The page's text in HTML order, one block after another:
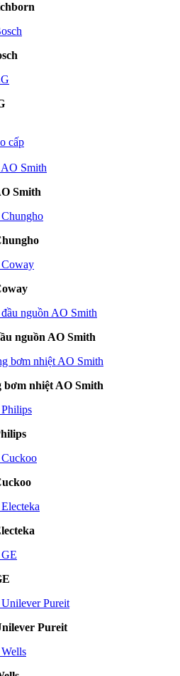
cấp
Smith
nguồn AO Smith
nhiệt AO Smith
Pureit